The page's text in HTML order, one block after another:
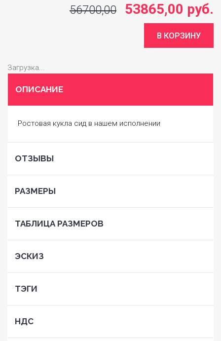
56700,00 53865,00 руб.
Загрузка...
ОПИСАНИЕ
Ростовая кукла сид в нашем исполнении
ОТЗЫВЫ
РАЗМЕРЫ
ТАБЛИЦА РАЗМЕРОВ
ЭСКИЗ
ТЭГИ
НДС